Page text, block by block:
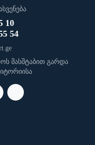
10
54
მასშტაბით გარდა